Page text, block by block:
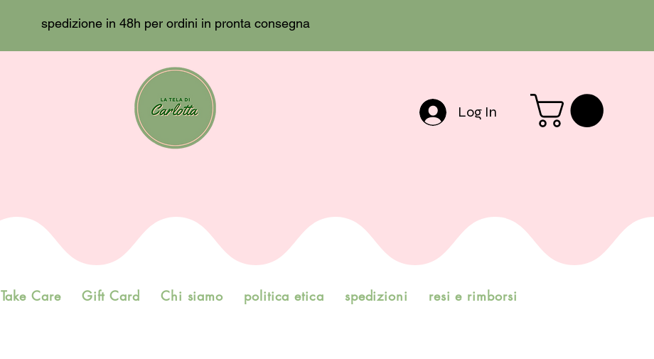
spedizione in 48h per ordini in pronta consegna
Log In
Take Care Gift Card Chi siamo politica etica spedizioni resi e rimborsi